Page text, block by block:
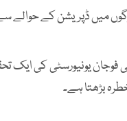
میں ڈپریشن کے حوالے سے
2023 میں چین کی فوجان
بڑھتا ہے۔